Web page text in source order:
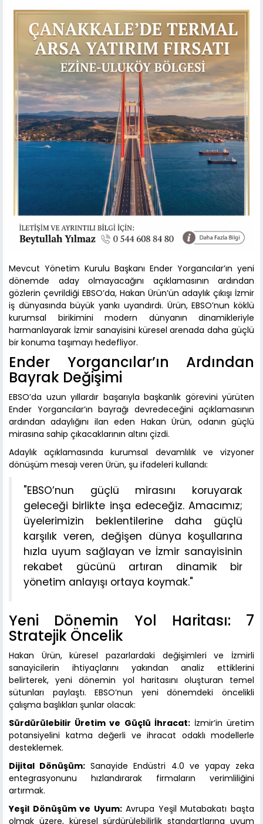
Mevcut Yönetim Kurulu Başkanı Ender Yorgancılar’ın yeni
dönemde aday olmayacağını açıklamasının ardından
gözlerin çevrildiği EBSO’da, Hakan Ürün’ün adaylık çıkışı İzmir
iş dünyasında büyük yankı uyandırdı. Ürün, EBSO’nun köklü
kurumsal birikimini modern dünyanın dinamikleriyle
harmanlayarak İzmir sanayisini küresel arenada daha güçlü
bir konuma taşımayı hedefliyor.
Ender Yorgancılar’ın Ardından
Bayrak Değişimi
EBSO’da uzun yıllardır başarıyla başkanlık görevini yürüten
Ender Yorgancılar’ın bayrağı devredeceğini açıklamasının
ardından adaylığını ilan eden Hakan Ürün, odanın güçlü
mirasına sahip çıkacaklarının altını çizdi.
Adaylık açıklamasında kurumsal devamlılık ve vizyoner
dönüşüm mesajı veren Ürün, şu ifadeleri kullandı:
"EBSO’nun güçlü mirasını koruyarak
geleceği birlikte inşa edeceğiz. Amacımız;
üyelerimizin beklentilerine daha güçlü
karşılık veren, değişen dünya koşullarına
hızla uyum sağlayan ve İzmir sanayisinin
rekabet gücünü artıran dinamik bir
yönetim anlayışı ortaya koymak."
Yeni Dönemin Yol Haritası: 7
Stratejik Öncelik
Hakan Ürün, küresel pazarlardaki değişimleri ve İzmirli
sanayicilerin ihtiyaçlarını yakından analiz ettiklerini
belirterek, yeni dönemin yol haritasını oluşturan temel
sütunları paylaştı. EBSO’nun yeni dönemdeki öncelikli
çalışma başlıkları şunlar olacak:
Sürdürülebilir Üretim ve Güçlü İhracat:İzmir’in üretim
potansiyelini katma değerli ve ihracat odaklı modellerle
desteklemek.
Dijital Dönüşüm: Sanayide Endüstri 4.0 ve yapay zeka
entegrasyonunu hızlandırarak firmaların verimliliğini
artırmak.
Yeşil Dönüşüm ve Uyum:Avrupa Yeşil Mutabakatı başta
olmak üzere, küresel sürdürülebilirlik standartlarına uyum